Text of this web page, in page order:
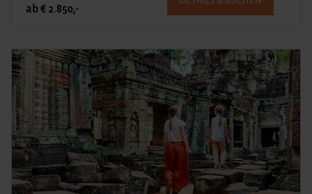
ab € 2.850,-